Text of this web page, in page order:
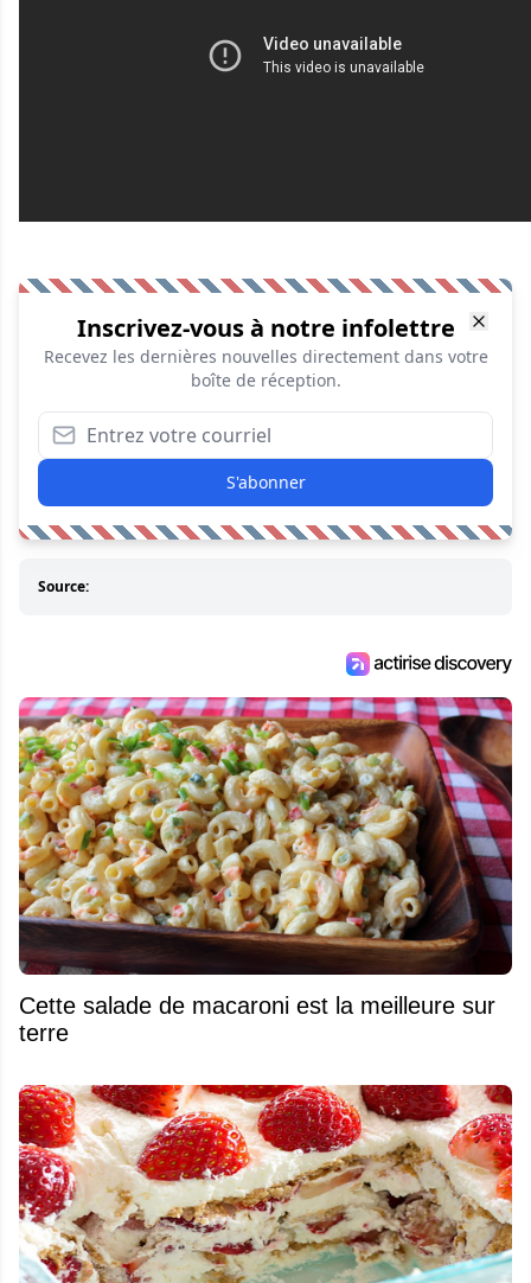
Inscrivez-vous à notre infolettre
Recevez les dernières nouvelles directement dans votre
boîte de réception.
S'abonner
Source:
Cette salade de macaroni est la meilleure sur
terre